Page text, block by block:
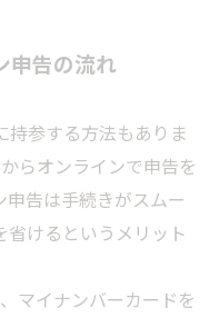
申告の流れ
持参する方法もありま
らオンラインで申告を
告は手続きがスムー
けるというメリット
マイナンバーカードを